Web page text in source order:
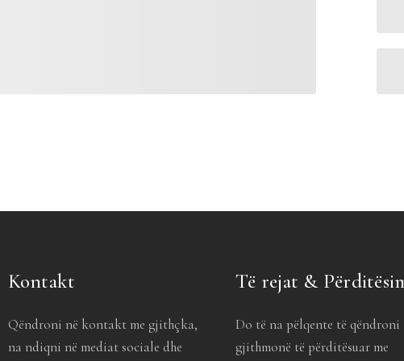
Kontakt
Qëndroni në kontakt me gjithçka,
na ndiqni në mediat sociale dhe
Të rejat &
Do të na pëlqente të qëndroni
gjithmonë të përditësuar me